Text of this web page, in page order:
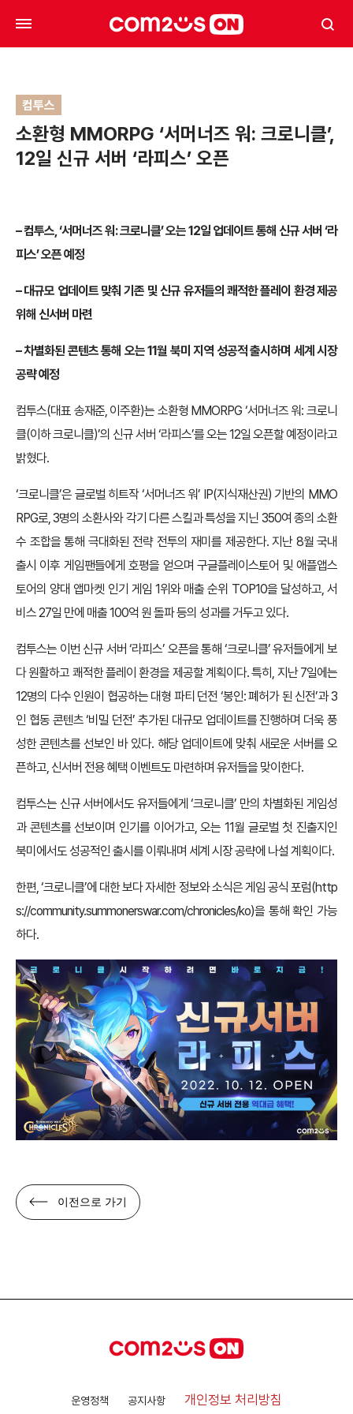
컴투스
소환형 MMORPG ‘서머너즈 워: 크로니클’,
12일 신규 서버 ‘라피스’ 오픈
– 컴투스, ‘서머너즈 워: 크로니클’ 오는 12일 업데이트 통해 신규 서버 ‘라
피스’ 오픈 예정
– 대규모 업데이트 맞춰 기존 및 신규 유저들의 쾌적한 플레이 환경 제공
위해 신서버 마련
– 차별화된 콘텐츠 통해 오는 11월 북미 지역 성공적 출시하며 세계 시장
공략 예정
컴투스(대표 송재준, 이주환)는 소환형 MMORPG ‘서머너즈 워: 크로니
클(이하 크로니클)’의 신규 서버 ‘라피스’를 오는 12일 오픈할 예정이라고
밝혔다.
‘크로니클’은 글로벌 히트작 ‘서머너즈 워’ IP(지식재산권) 기반의 MMO
RPG로, 3명의 소환사와 각기 다른 스킬과 특성을 지닌 350여 종의 소환
수 조합을 통해 극대화된 전략 전투의 재미를 제공한다. 지난 8월 국내
출시 이후 게임팬들에게 호평을 얻으며 구글플레이스토어 및 애플앱스
토어의 양대 앱마켓 인기 게임 1위와 매출 순위 TOP10을 달성하고, 서
비스 27일 만에 매출 100억 원 돌파 등의 성과를 거두고 있다.
컴투스는 이번 신규 서버 ‘라피스’ 오픈을 통해 ‘크로니클’ 유저들에게 보
다 원활하고 쾌적한 플레이 환경을 제공할 계획이다. 특히, 지난 7일에는
12명의 다수 인원이 협공하는 대형 파티 던전 ‘봉인: 폐허가 된 신전’과 3
인 협동 콘텐츠 ‘비밀 던전’ 추가된 대규모 업데이트를 진행하며 더욱 풍
성한 콘텐츠를 선보인 바 있다. 해당 업데이트에 맞춰 새로운 서버를 오
픈하고, 신서버 전용 혜택 이벤트도 마련하며 유저들을 맞이한다.
컴투스는 신규 서버에서도 유저들에게 ‘크로니클’ 만의 차별화된 게임성
과 콘텐츠를 선보이며 인기를 이어가고, 오는 11월 글로벌 첫 진출지인
북미에서도 성공적인 출시를 이뤄내며 세계 시장 공략에 나설 계획이다.
한편, ‘크로니클’에 대한 보다 자세한 정보와 소식은 게임 공식 포럼(http
s://community.summonerswar.com/chronicles/ko)을 통해 확인 가능
하다.
이전으로 가기
운영정책 공지사항 개인정보 처리방침